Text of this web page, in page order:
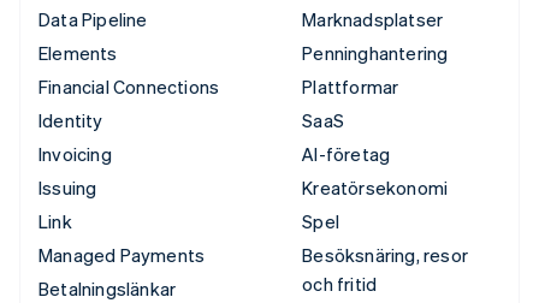
Data Pipeline
Elements
Financial Connections
Identity
Invoicing
Issuing
Link
Managed Payments
Betalningslänkar
Marknadsplatser
Penninghantering
Plattformar
SaaS
AI-företag
Kreatörsekonomi
Spel
Besöksnäring, resor
och fritid